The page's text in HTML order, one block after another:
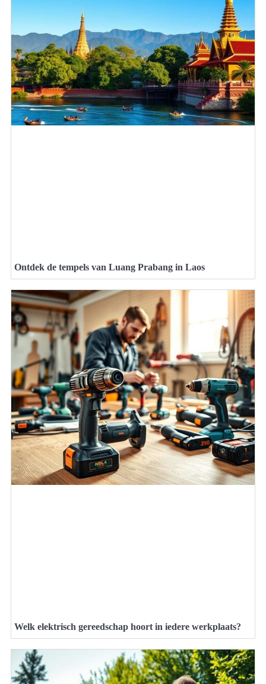
Ontdek de tempels van Luang Prabang in Laos
Welk elektrisch gereedschap hoort in iedere werkplaats?